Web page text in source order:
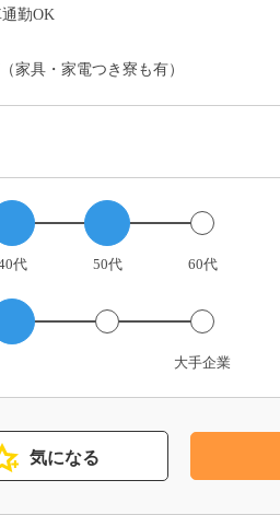
勤OK
家具・家電つき寮も有）
代 50代 60代
大手企業
気になる